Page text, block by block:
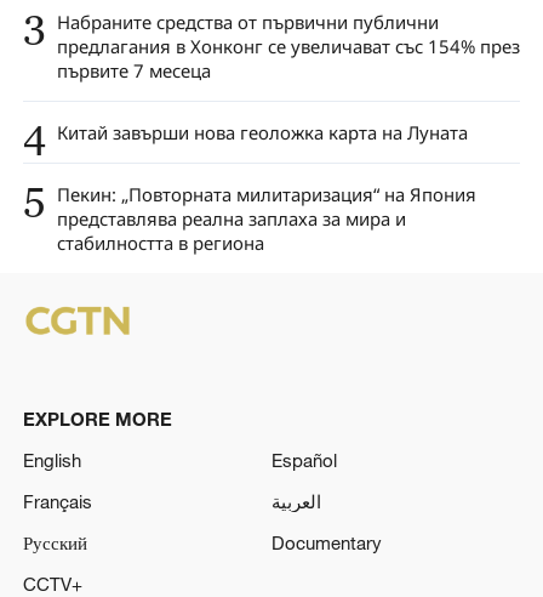
3 Набраните средства от първични публични
предлагания в Хонконг се увеличават със 154% през
първите 7 месеца
4 Китай завърши нова геоложка карта на Луната
5 Пекин: „Повторната милитаризация“ на Япония
представлява реална заплаха за мира и
стабилността в региона
EXPLORE MORE
English
Español
Français
العربية
Русский
Documentary
CCTV+